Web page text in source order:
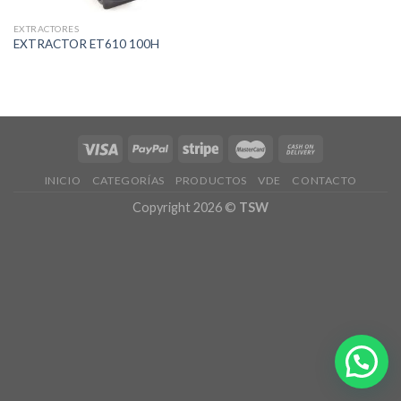
EXTRACTORES
EXTRACTOR ET610 100H
INICIO CATEGORÍAS PRODUCTOS VDE CONTACTO
Copyright 2026 © TSW